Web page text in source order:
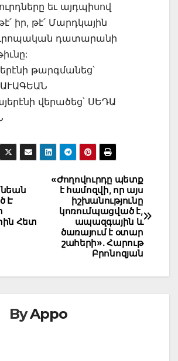
եւ այդպիսով
իր, թէ՛ Մարդկային
դատարանի
թարգմանեց՝
վերածեց՝ ՍԵԴԱ
«Ժողովուրդը պետք
է համոզվի, որ այս
իշխանությունը
կոռումպացված է,
ապազգային և
ծառայում է օտար
շահերի». Հարութ
Բրոնոզյան
Է
Հետ
ByAppo